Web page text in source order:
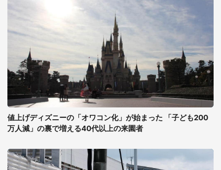
値上げディズニーの「オワコン化」が始まった 「子ども200
万人減」の裏で増える40代以上の来園者